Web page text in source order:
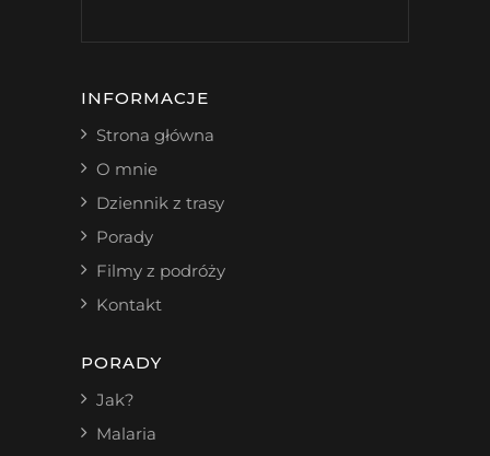
INFORMACJE
Strona główna
O mnie
Dziennik z trasy
Porady
Filmy z podróży
Kontakt
PORADY
Jak?
Malaria